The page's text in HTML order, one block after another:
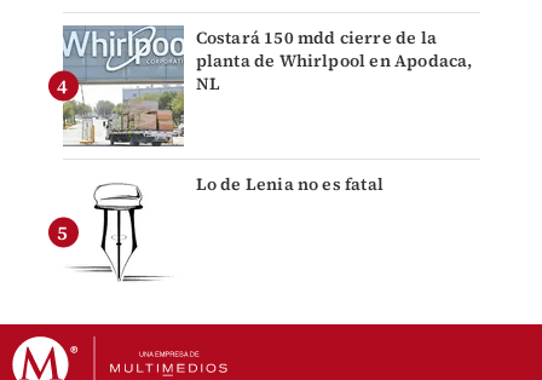
Costará 150 mdd cierre de la
planta de Whirlpool en Apodaca,
NL
Lo de Lenia no es fatal